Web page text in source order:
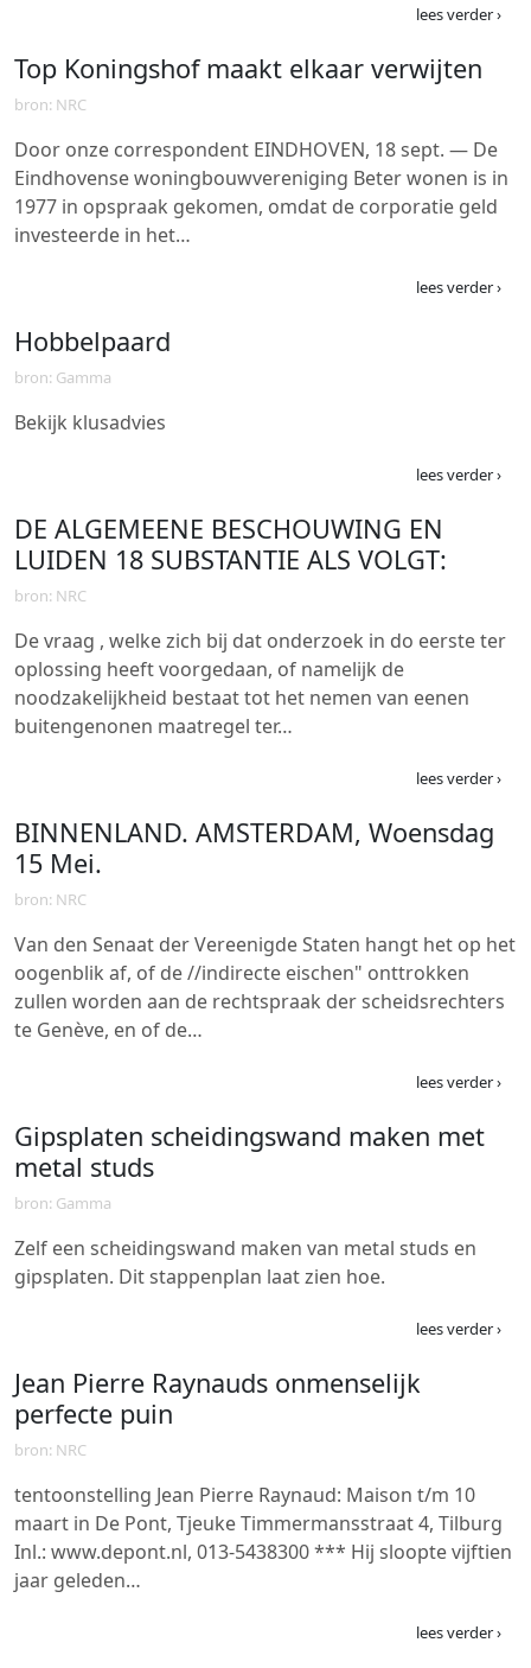
lees verder ›
Top Koningshof maakt elkaar verwijten
bron: NRC
Door onze correspondent EINDHOVEN, 18 sept. — De
Eindhovense woningbouwvereniging Beter wonen is in
1977 in opspraak gekomen, omdat de corporatie geld
investeerde in het…
lees verder ›
Hobbelpaard
bron: Gamma
Bekijk klusadvies
lees verder ›
DE ALGEMEENE BESCHOUWING EN
LUIDEN 18 SUBSTANTIE ALS VOLGT:
bron: NRC
De vraag , welke zich bij dat onderzoek in do eerste ter
oplossing heeft voorgedaan, of namelijk de
noodzakelijkheid bestaat tot het nemen van eenen
buitengenonen maatregel ter…
lees verder ›
BINNENLAND. AMSTERDAM, Woensdag
15 Mei.
bron: NRC
Van den Senaat der Vereenigde Staten hangt het op het
oogenblik af, of de //indirecte eischen" onttrokken
zullen worden aan de rechtspraak der scheidsrechters
te Genève, en of de…
lees verder ›
Gipsplaten scheidingswand maken met
metal studs
bron: Gamma
Zelf een scheidingswand maken van metal studs en
gipsplaten. Dit stappenplan laat zien hoe.
lees verder ›
Jean Pierre Raynauds onmenselijk
perfecte puin
bron: NRC
tentoonstelling Jean Pierre Raynaud: Maison t/m 10
maart in De Pont, Tjeuke Timmermansstraat 4, Tilburg
Inl.: www.depont.nl, 013-5438300 *** Hij sloopte vijftien
jaar geleden…
lees verder ›